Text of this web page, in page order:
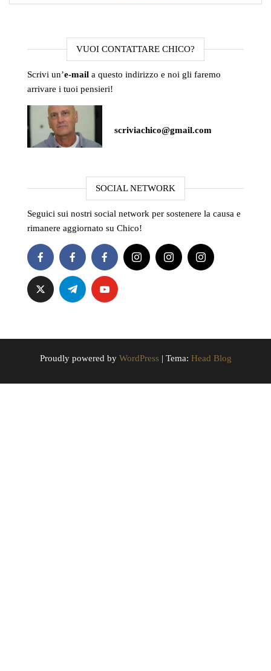
VUOI CONTATTARE CHICO?
Scrivi un’e-mail a questo indirizzo e noi gli faremo
arrivare i tuoi pensieri!
scriviachico@gmail.com
SOCIAL NETWORK
Seguici sui nostri social network per sostenere la causa e
rimanere aggiornato su Chico!
Proudly powered by WordPress | Tema: Head Blog